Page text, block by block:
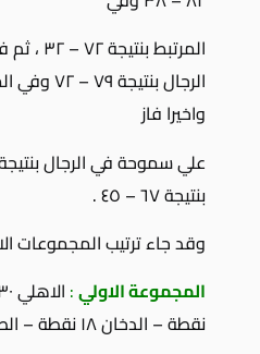
المرتبط
واخيرا فاز
بنتيجة ٦٧ – ٤٥ .
وقد جاء ترتيب المجموعات
المجموعة الاولي:
نقطة – الدخان ١٨ نقطة – الطيران ١٦ نقطة